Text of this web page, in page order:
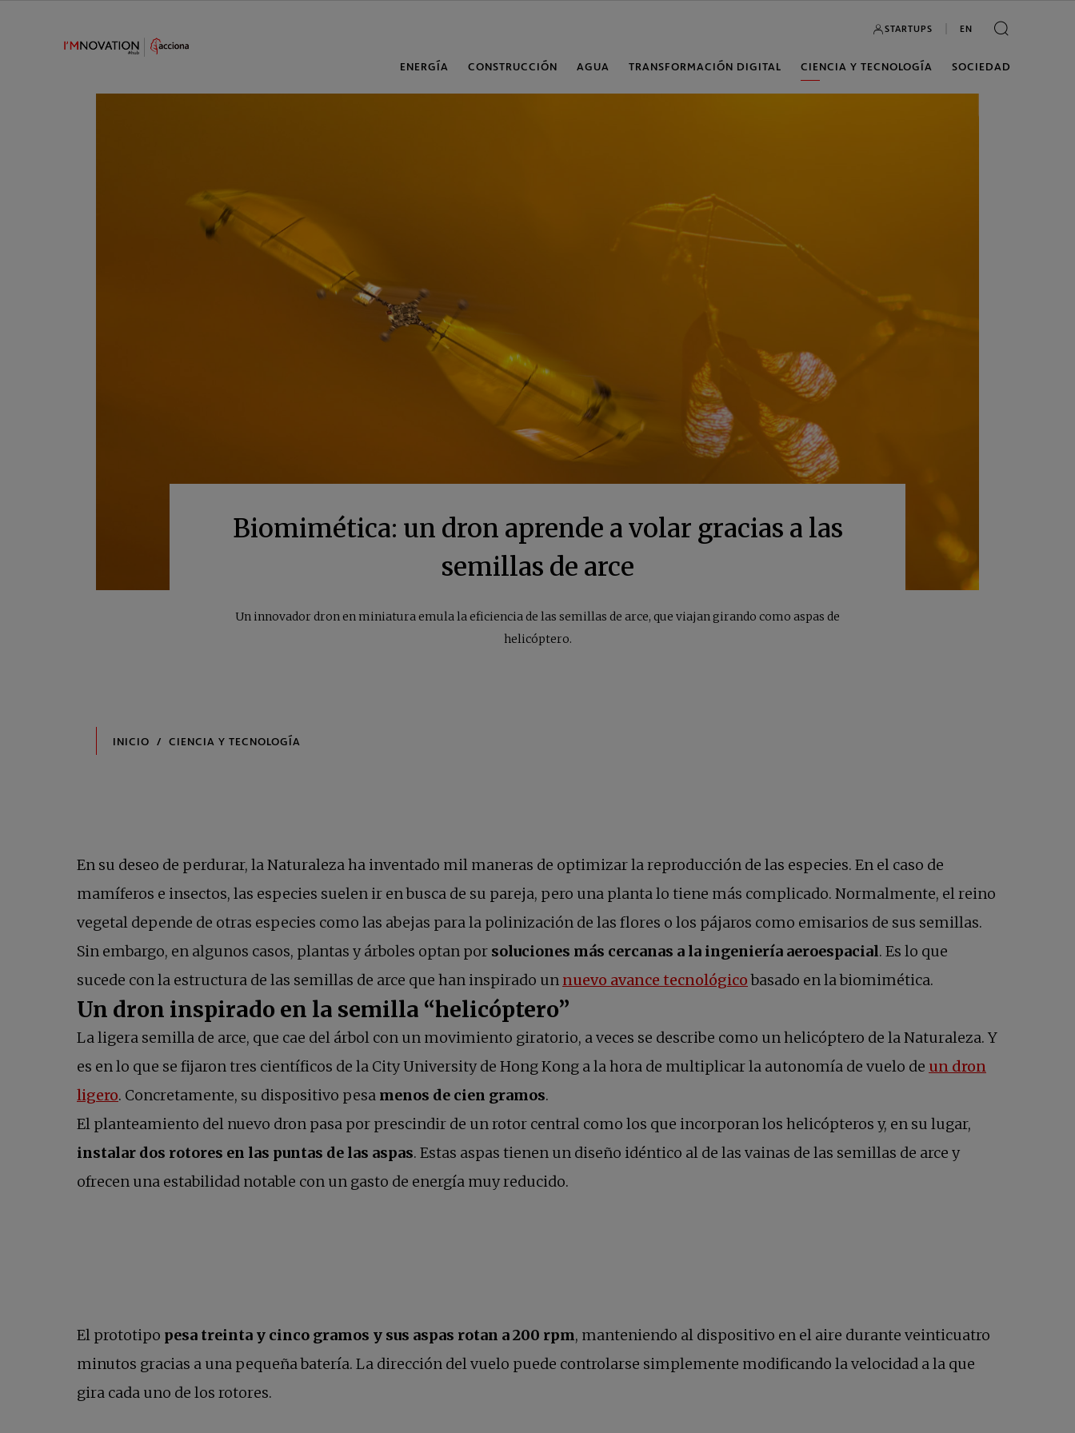
Biomimética: un dron aprende a volar gracias a las
semillas de arce
Un innovador dron en miniatura emula la eficiencia de las semillas de arce, que viajan girando como aspas de
helicóptero.
En su deseo de perdurar, la Naturaleza ha inventado mil maneras de optimizar la reproducción de las especies. En el caso de
mamíferos e insectos, las especies suelen ir en busca de su pareja, pero una planta lo tiene más complicado. Normalmente, el reino
vegetal depende de otras especies como las abejas para la polinización de las flores o los pájaros como emisarios de sus semillas.
Sin embargo, en algunos casos, plantas y árboles optan por soluciones más cercanas a la ingeniería aeroespacial. Es lo que
sucede con la estructura de las semillas de arce que han inspirado un nuevo avance tecnológicose abre en una pestaña nueva
basado en la biomimética.
Un dron inspirado en la semilla “helicóptero”
La ligera semilla de arce, que cae del árbol con un movimiento giratorio, a veces se describe como un helicóptero de la Naturaleza. Y
es en lo que se fijaron tres científicos de la City University de Hong Kong a la hora de multiplicar la autonomía de vuelo de un dron
ligero se abre en una pestaña nueva
. Concretamente, su dispositivo pesa menos de cien gramos.
El planteamiento del nuevo dron pasa por prescindir de un rotor central como los que incorporan los helicópteros y, en su lugar,
instalar dos rotores en las puntas de las aspas. Estas aspas tienen un diseño idéntico al de las vainas de las semillas de arce y
ofrecen una estabilidad notable con un gasto de energía muy reducido.
El prototipo pesa treinta y cinco gramos y sus aspas rotan a 200 rpm, manteniendo al dispositivo en el aire durante veinticuatro
minutos gracias a una pequeña batería. La dirección del vuelo puede controlarse simplemente modificando la velocidad a la que
gira cada uno de los rotores.